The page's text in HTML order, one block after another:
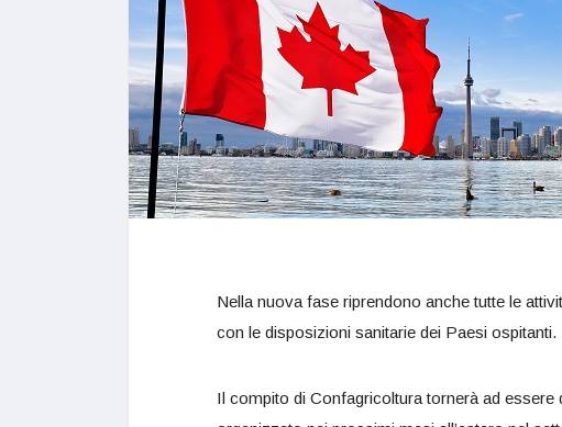
Nella nuova fase riprendono anche tutte le
con le disposizioni sanitarie dei Paesi ospitanti.
Il compito di Confagricoltura tornerà ad